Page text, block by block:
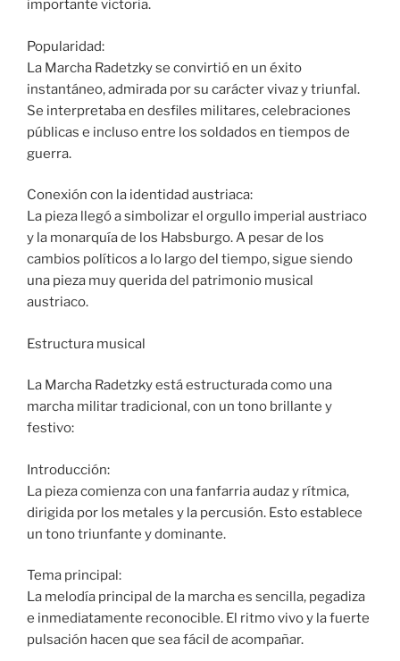
importante victoria.
Popularidad:
La Marcha Radetzky se convirtió en un éxito
instantáneo, admirada por su carácter vivaz y triunfal.
Se interpretaba en desfiles militares, celebraciones
públicas e incluso entre los soldados en tiempos de
guerra.
Conexión con la identidad austriaca:
La pieza llegó a simbolizar el orgullo imperial austriaco
y la monarquía de los Habsburgo. A pesar de los
cambios políticos a lo largo del tiempo, sigue siendo
una pieza muy querida del patrimonio musical
austriaco.
Estructura musical
La Marcha Radetzky está estructurada como una
marcha militar tradicional, con un tono brillante y
festivo:
Introducción:
La pieza comienza con una fanfarria audaz y rítmica,
dirigida por los metales y la percusión. Esto establece
un tono triunfante y dominante.
Tema principal:
La melodía principal de la marcha es sencilla, pegadiza
e inmediatamente reconocible. El ritmo vivo y la fuerte
pulsación hacen que sea fácil de acompañar.